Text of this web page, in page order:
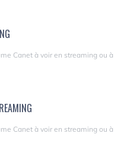
Canet à voir en streaming ou à
Canet à voir en streaming ou à